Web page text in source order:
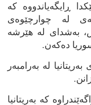
ڕایگه‌یاندووه‌ که‌
له‌ چوارچێوه‌ی
به‌شدای له‌ هێرشه‌
ده‌که‌ن.
له‌ به‌رامبه‌ر
که‌ به‌ریتانیا